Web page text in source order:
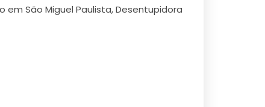
São Miguel Paulista, Desentupidora